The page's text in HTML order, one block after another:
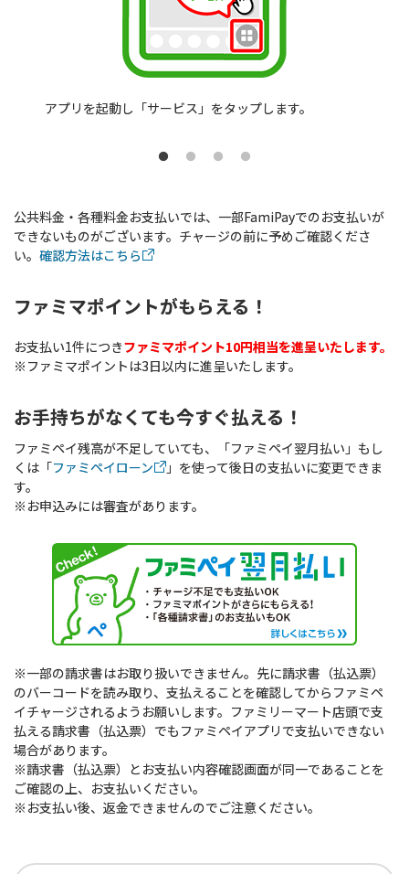
アプリを起動し「サービス」をタップします。
公共料金・各種料金お支払いでは、一部FamiPayでのお支払いが
できないものがございます。チャージの前に予めご確認くださ
い。 確認方法はこちら
ファミマポイントがもらえる！
お支払い1件につきファミマポイント10円相当を進呈いたします。
※ファミマポイントは3日以内に進呈いたします。
お手持ちがなくても今すぐ払える！
ファミペイ残高が不足していても、「ファミペイ翌月払い」もし
くは「ファミペイローン
」を使って後日の支払いに変更できま
す。
※お申込みには審査があります。
※一部の請求書はお取り扱いできません。先に請求書（払込票）
のバーコードを読み取り、支払えることを確認してからファミペ
イチャージされるようお願いします。ファミリーマート店頭で支
払える請求書（払込票）でもファミペイアプリで支払いできない
場合があります。
※請求書（払込票）とお支払い内容確認画面が同一であることを
ご確認の上、お支払いください。
※お支払い後、返金できませんのでご注意ください。